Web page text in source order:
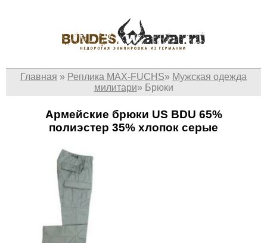
Главная » Реплика MAX-FUCHS» Мужская одежда
милитари» Брюки
Армейские брюки US BDU 65%
полиэстер 35% хлопок серые